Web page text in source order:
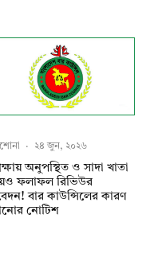
· ২৪ জুন, ২০২৬
অনুপস্থিত ও সাদা খাতা
ফলাফল রিভিউর
বার কাউন্সিলের কারণ
নোটিশ